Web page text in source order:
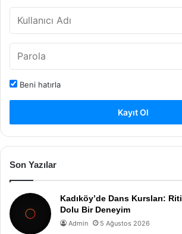
Beni hatırla
Kayıt Ol
Son Yazılar
Kadıköy’de Dans Kursları:
Dolu Bir Deneyim
Admin 5 Ağustos 2026